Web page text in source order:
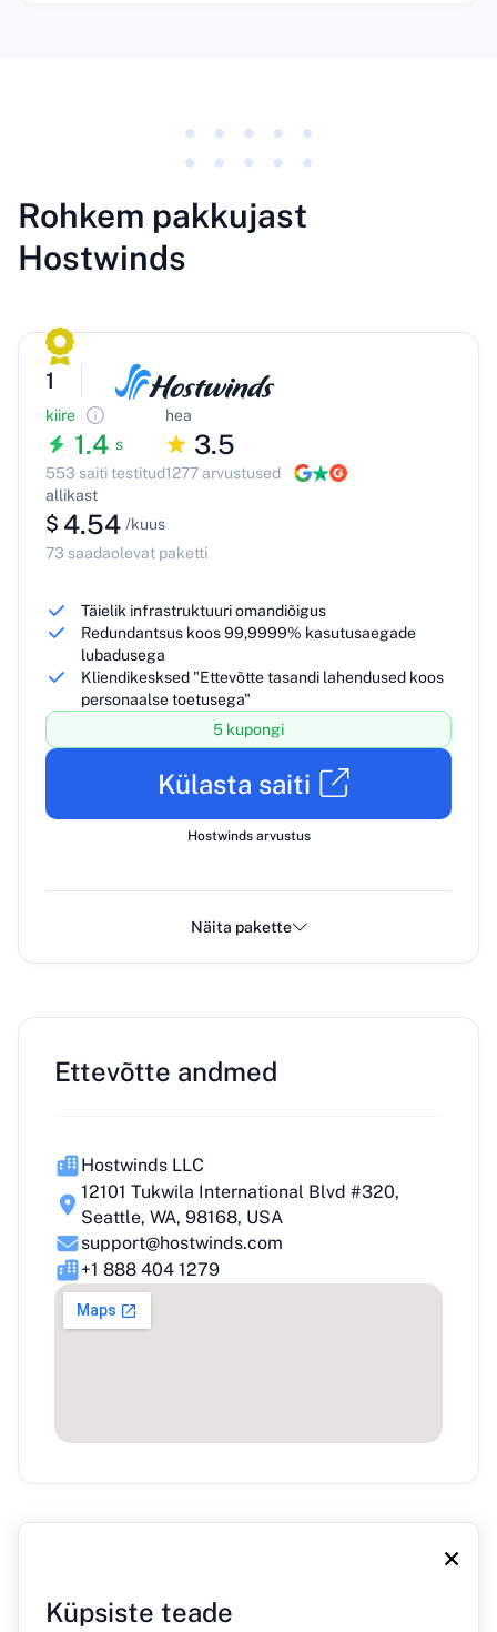
×
Küpsiste teade
Rohkem pakkujast
Hostwinds
1
kiire
1.4 s
553 saiti testitud
hea
3.5
1277 arvustused
allikast
$ 4.54 /kuus
73 saadaolevat paketti
Täielik infrastruktuuri omandiõigus
Redundantsus koos 99,9999% kasutusaegade
lubadusega
Kliendikesksed "Ettevõtte tasandi lahendused koos
personaalse toetusega"
5 kupongi
Külasta saiti
Hostwinds arvustus
Näita pakette
Ettevõtte andmed
Hostwinds LLC
12101 Tukwila International Blvd #320,
Seattle, WA, 98168, USA
support@hostwinds.com
+1 888 404 1279